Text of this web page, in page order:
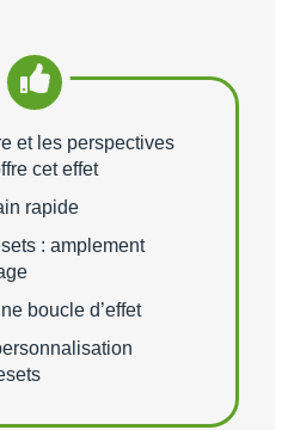
et les perspectives
cet effet
rapide
: amplement
boucle d’effet